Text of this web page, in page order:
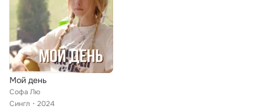
Мой день
Софа Лю
Сингл
2024